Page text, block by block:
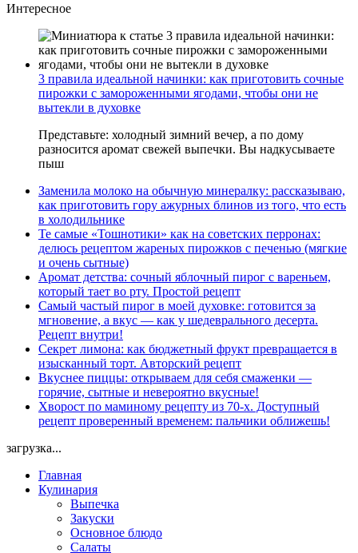
Интересное
3 правила идеальной начинки: как приготовить сочные
пирожки с замороженными ягодами, чтобы они не
вытекли в духовке
Представьте: холодный зимний вечер, а по дому
разносится аромат свежей выпечки. Вы надкусываете
пыш
Заменила молоко на обычную минералку: рассказываю,
как приготовить гору ажурных блинов из того, что есть
в холодильнике
Те самые «Тошнотики» как на советских перронах:
делюсь рецептом жареных пирожков с печенью (мягкие
и очень сытные)
Аромат детства: сочный яблочный пирог с вареньем,
который тает во рту. Простой рецепт
Самый частый пирог в моей духовке: готовится за
мгновение, а вкус — как у шедеврального десерта.
Рецепт внутри!
Секрет лимона: как бюджетный фрукт превращается в
изысканный торт. Авторский рецепт
Вкуснее пиццы: открываем для себя смаженки —
горячие, сытные и невероятно вкусные!
Хворост по маминому рецепту из 70-х. Доступный
рецепт проверенный временем: пальчики оближешь!
загрузка...
Главная
Кулинария
Выпечка
Закуски
Основное блюдо
Салаты